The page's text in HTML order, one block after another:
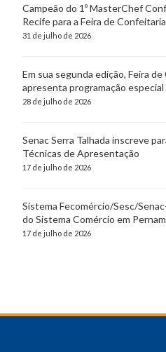
Campeão do 1º MasterChef
Recife para a Feira de
31 de julho de 2026
Em sua segunda edição, Feira
apresenta programação
28 de julho de 2026
Senac Serra Talhada inscreve
Técnicas de Apresentação
17 de julho de 2026
Sistema Fecomércio/Sesc/
do Sistema Comércio em
17 de julho de 2026